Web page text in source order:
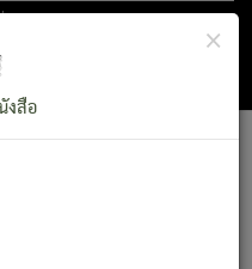
สารบัญ×
สือ
มีผัสสะบังหน้า